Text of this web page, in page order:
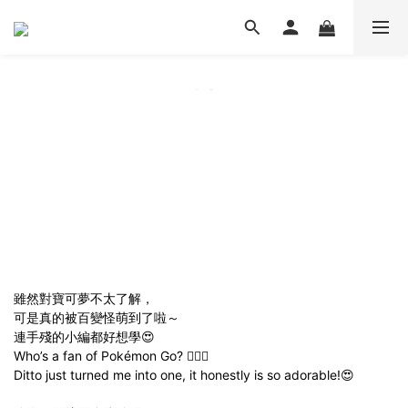
雖然對寶可夢不太了解，
可是真的被百變怪萌到了啦～
連手殘的小編都好想學😍
Who’s a fan of Pokémon Go? 🙋🏻‍♀️
Ditto just turned me into one, it honestly is so adorable!😍